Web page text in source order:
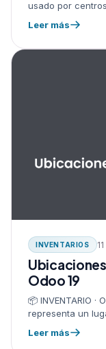
usado por
manufactura —
Packing →…
Leer más
INVENTARIOS
Odoo 19
📦 INVENTARIO ·
representa un
transitorias son
de…
Leer más